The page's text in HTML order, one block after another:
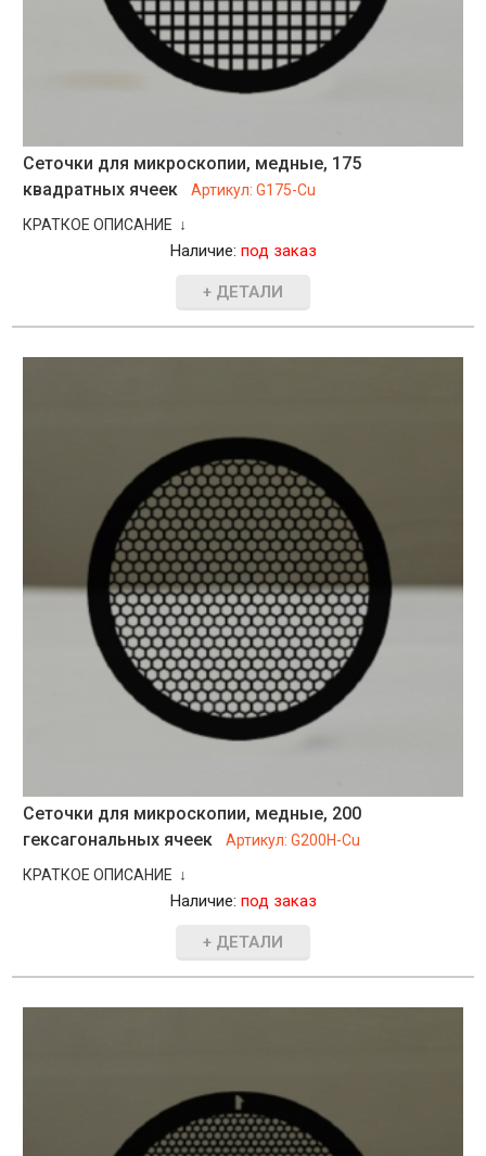
Сеточки для микроскопии, медные, 175
квадратных ячеек
Артикул:G175-Cu
КРАТКОЕ ОПИСАНИЕ ↓
Наличие: под заказ
+ ДЕТАЛИ
Сеточки для микроскопии, медные, 200
гексагональных ячеек
Артикул:G200H-Cu
КРАТКОЕ ОПИСАНИЕ ↓
Наличие: под заказ
+ ДЕТАЛИ